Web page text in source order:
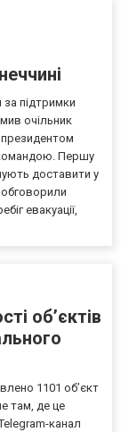
підтримки
очільник
президентом
Першу
доставити у
обговорили
евакуації,
об’єктів
1101 об’єкт
там, де це
канал